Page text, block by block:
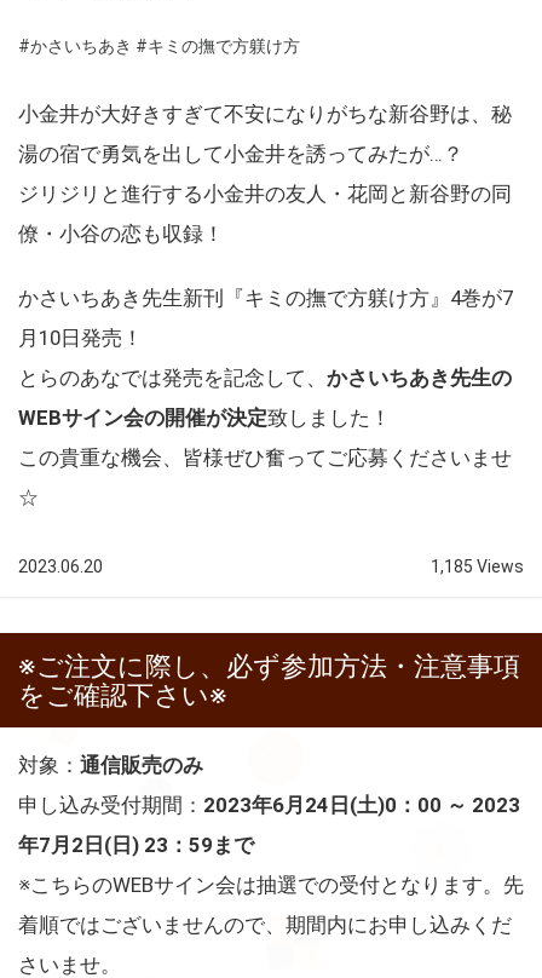
#かさいちあき #キミの撫で方躾け方
小金井が大好きすぎて不安になりがちな新谷野は、秘
湯の宿で勇気を出して小金井を誘ってみたが…？
ジリジリと進行する小金井の友人・花岡と新谷野の同
僚・小谷の恋も収録！
かさいちあき先生新刊『キミの撫で方躾け方』4巻が7
月10日発売！
とらのあなでは発売を記念して、 かさいちあき先生の
WEBサイン会の開催が決定致しました！
この貴重な機会、皆様ぜひ奮ってご応募くださいませ
☆
2023.06.20 1,185 Views
※ご注文に際し、必ず参加方法・注意事項
をご確認下さい※
対象： 通信販売のみ
申し込み受付期間： 2023年6月24日(土)0：00 ～ 2023
年7月2日(日) 23：59まで
※こちらのWEBサイン会は抽選での受付となります。先
着順ではございませんので、期間内にお申し込みくだ
さいませ。